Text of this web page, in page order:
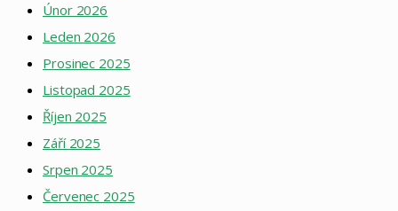
Únor 2026
Leden 2026
Prosinec 2025
Listopad 2025
Říjen 2025
Září 2025
Srpen 2025
Červenec 2025